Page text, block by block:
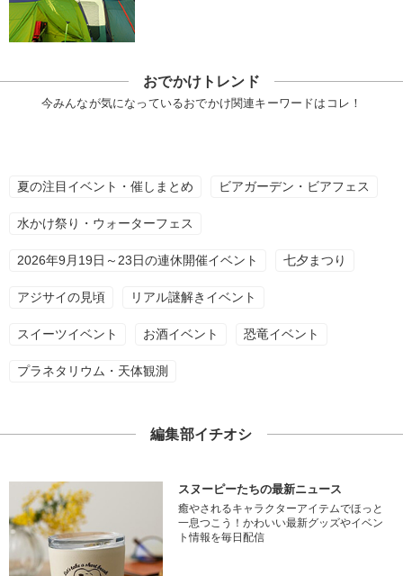
おでかけトレンド
今みんなが気になっているおでかけ関連キーワードはコレ！
夏の注目イベント・催しまとめ ビアガーデン・ビアフェス
水かけ祭り・ウォーターフェス
2026年9月19日～23日の連休開催イベント 七夕まつり
アジサイの見頃 リアル謎解きイベント
スイーツイベント お酒イベント 恐竜イベント
プラネタリウム・天体観測
編集部イチオシ
スヌーピーたちの最新ニュース
癒やされるキャラクターアイテムでほっと
一息つこう！かわいい最新グッズやイベン
ト情報を毎日配信